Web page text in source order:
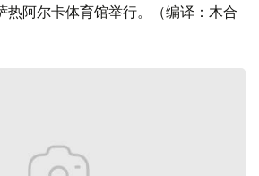
热阿尔卡体育馆举行。（编译：木合